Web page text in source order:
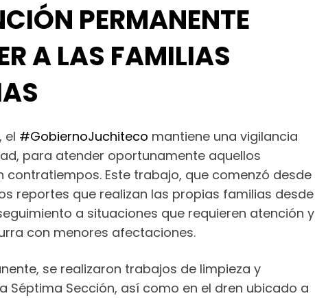
PERMANENTE
A LAS FAMILIAS
el #GobiernoJuchiteco mantiene una vigilancia
para atender oportunamente aquellos
Este trabajo, que comenzó desde
reportes que realizan las propias familias desde
a situaciones que requieren atención y
con menores afectaciones.
se realizaron trabajos de limpieza y
Séptima Sección, así como en el dren ubicado a